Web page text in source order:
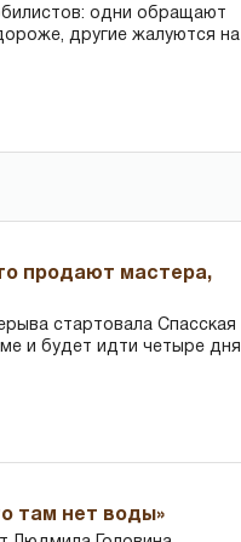
одни обращают
другие жалуются на
продают мастера,
стартовала Спасская
и будет идти четыре дня
там нет воды»